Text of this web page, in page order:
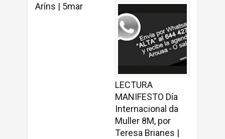
Aríns | 5mar
LECTURA
MANIFESTO Día
Internacional da
Muller 8M, por
Teresa Brianes |